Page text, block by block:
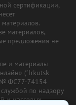
сертификации,
материалов,
предложения не
и материалы
("Irkutsk
ФС77-74154
по надзору
и массовых